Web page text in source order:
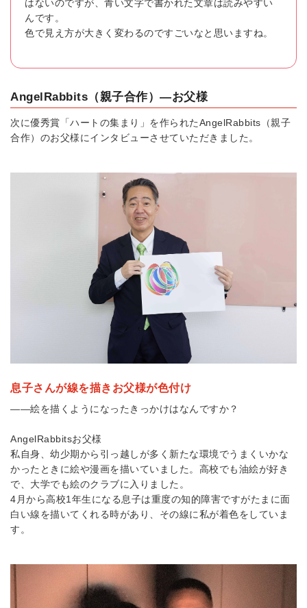
はないのですが、青い文字で書かれた文章は読みやすい
んです。
色で見え方が大きく変わるのですごいなと思いますね。
AngelRabbits （親子合作）―お父様
次に優秀賞「ハートの集まり」を作られたAngelRabbits （親子
合作）のお父様にインタビューさせていただきました。
息子さんが線を描きお父様が色付け
――絵を描くようになったきっかけはなんですか？
AngelRabbitsお父様
私自身、幼少期から引っ越しが多く新たな環境でうまくいかな
かったときに絵や漫画を描いていました。高校でも油絵が好き
で、大学でも絵のクラブに入りました。
4 月から高校1 年生になる息子は重度の知的障害ですがたまに面
白い線を描いてくれる時があり、その線に私が着色をしていま
す。